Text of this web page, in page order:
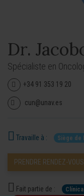
Dr.
Spécialiste en
+34 91 353 19 20
cun@unav.es
Travaille à : Siège de
PRENDRE RENDEZ-VOUS
Fait partie de :